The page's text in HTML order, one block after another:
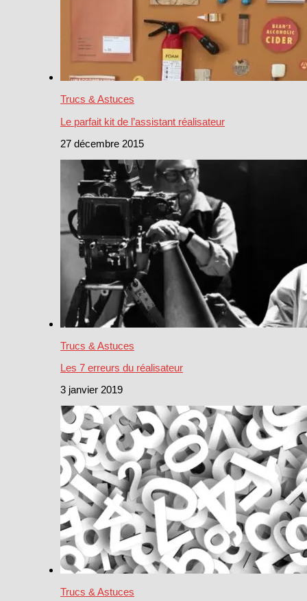
Trucs & Astuces
Le parfait kit de l’assistant réalisateur
27 décembre 2015
Trucs & Astuces
Les 7 erreurs du réalisateur
3 janvier 2019
Trucs & Astuces